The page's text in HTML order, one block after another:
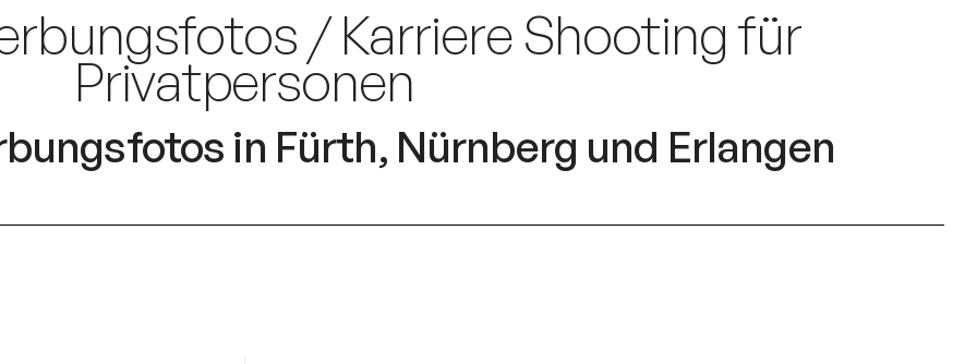
/ Karriere Shooting für
Privatpersonen
in Fürth, Nürnberg und Erlangen